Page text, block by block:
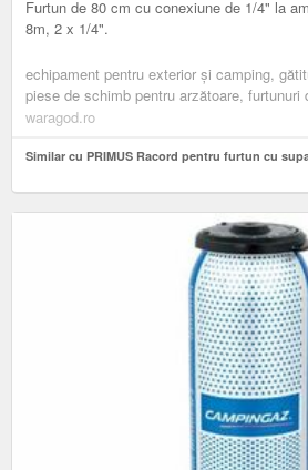
Furtun de 80 cm cu conexiune de 1/4" la
8m, 2 x 1/4".
echipament pentru exterior și camping,
piese de schimb pentru arzătoare, furtunuri
waragod.ro
Similar cu PRIMUS Racord pentru furtun cu